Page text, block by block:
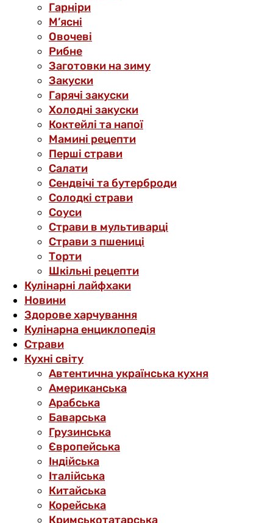
Гарніри
М’ясні
Овочеві
Рибне
Заготовки на зиму
Закуски
Гарячі закуски
Холодні закуски
Коктейлі та напої
Мамині рецепти
Перші страви
Салати
Сендвічі та бутерброди
Солодкі страви
Соуси
Страви в мультиварці
Страви з пшениці
Торти
Шкільні рецепти
Кулінарні лайфхаки
Новини
Здорове харчування
Кулінарна енциклопедія
Страви
Кухні світу
Автентична українська кухня
Американська
Арабська
Баварська
Грузинська
Європейська
Індійська
Італійська
Китайська
Корейська
Кримськотатарська